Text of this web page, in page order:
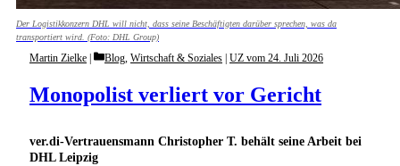
Der Logistikkonzern DHL will nicht, dass seine Beschäftigten darüber sprechen, was da
transportiert wird. (Foto: DHL Group)
ver.di-Vertrauensmann Christopher T. behält seine Arbeit bei
DHL Leipzig
Monopolist verliert vor Gericht
Martin Zielke Categories
Blog, Wirtschaft & Soziales UZ vom 24. Juli 2026